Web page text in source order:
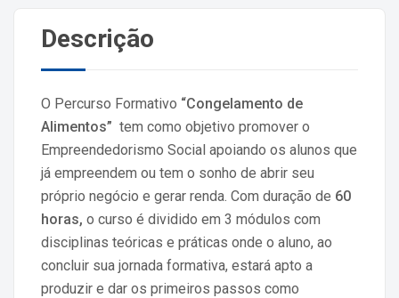
Descrição
O Percurso Formativo “Congelamento de
Alimentos” tem como objetivo promover o
Empreendedorismo Social apoiando os alunos que
já empreendem ou tem o sonho de abrir seu
próprio negócio e gerar renda. Com duração de 60
horas, o curso é dividido em 3 módulos com
disciplinas teóricas e práticas onde o aluno, ao
concluir sua jornada formativa, estará apto a
produzir e dar os primeiros passos como